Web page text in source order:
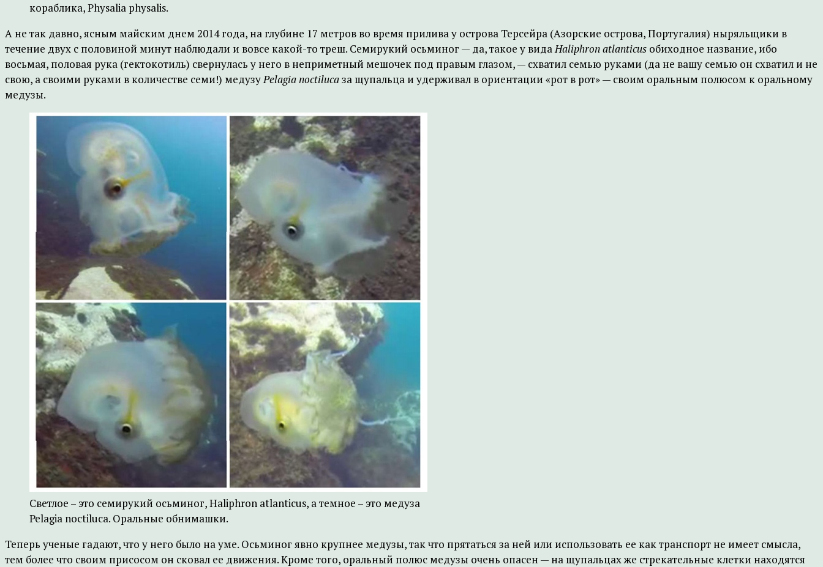
кораблика, Physalia physalis.
А не так давно, ясным майским днем 2014 года, на глубине 17 метров во время прилива у острова Терсейра (Азорские острова, Португалия) ныряльщики в
течение двух с половиной минут наблюдали и вовсе какой-то треш. Семирукий осьминог — да, такое у видаHaliphron atlanticus обиходное название, ибо
восьмая, половая рука (гектокотиль) свернулась у него в неприметный мешочек под правым глазом, — схватил семью руками (да не вашу семью он схватил и не
свою, а своими руками в количестве семи!) медузуPelagia noctilucaза щупальца и удерживал в ориентации «рот в рот» — своим оральным полюсом к оральному
медузы.
Светлое – это семирукий осьминог, Haliphron atlanticus, а темное – это медуза
Pelagia noctiluca. Оральные обнимашки.
Теперь ученые гадают, что у него было на уме. Осьминог явно крупнее медузы, так что прятаться за ней или использовать ее как транспорт не имеет смысла,
тем более что своим присосом он сковал ее движения. Кроме того, оральный полюс медузы очень опасен — на щупальцах же стрекательные клетки находятся